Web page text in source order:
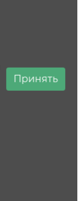
Принять